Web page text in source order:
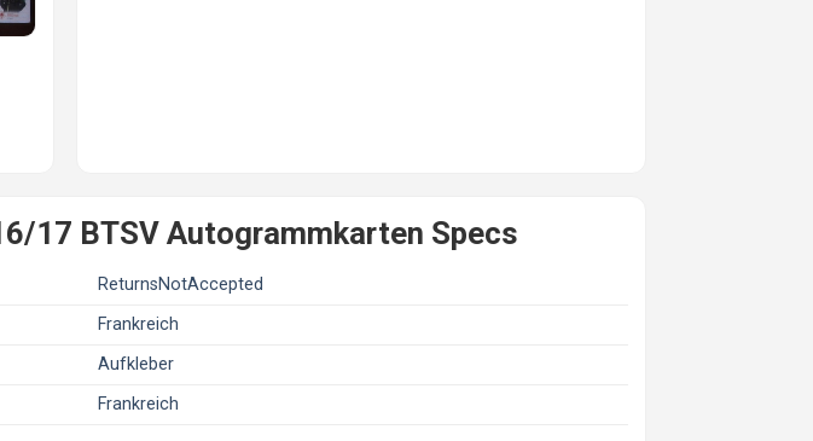
17 BTSV Autogrammkarten Specs
ReturnsNotAccepted
Frankreich
Aufkleber
Frankreich